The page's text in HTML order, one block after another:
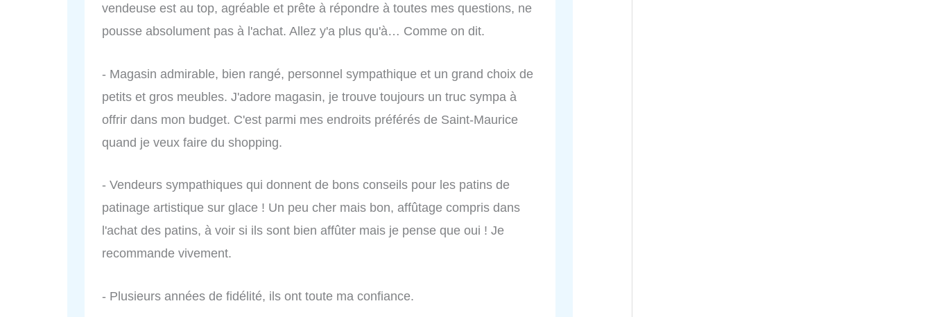
vendeuse est au top, agréable et prête à répondre à toutes mes questions, ne
pousse absolument pas à l'achat. Allez y'a plus qu'à… Comme on dit.
- Magasin admirable, bien rangé, personnel sympathique et un grand choix de
petits et gros meubles. J'adore magasin, je trouve toujours un truc sympa à
offrir dans mon budget. C'est parmi mes endroits préférés de Saint-Maurice
quand je veux faire du shopping.
- Vendeurs sympathiques qui donnent de bons conseils pour les patins de
patinage artistique sur glace ! Un peu cher mais bon, affûtage compris dans
l'achat des patins, à voir si ils sont bien affûter mais je pense que oui ! Je
recommande vivement.
- Plusieurs années de fidélité, ils ont toute ma confiance.